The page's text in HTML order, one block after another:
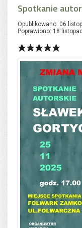
Spotkanie
Opublikowano: 06
Poprawiono: 18